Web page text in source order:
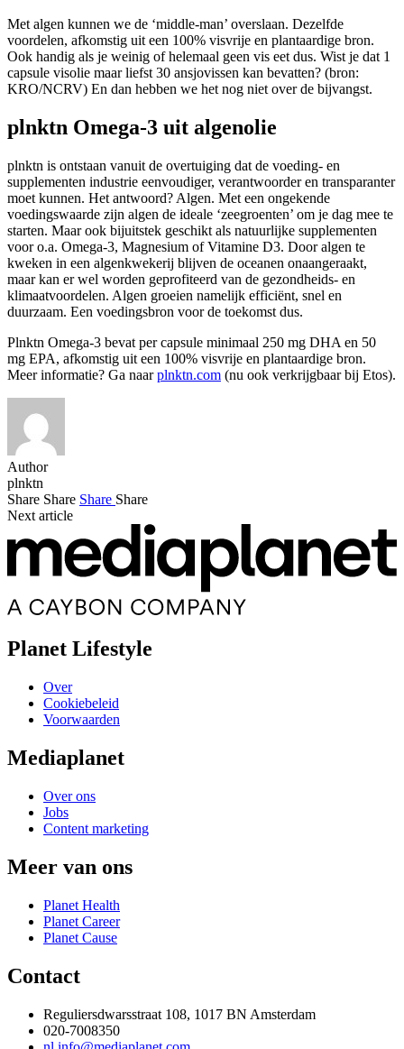
Met algen kunnen we de ‘middle-man’ overslaan. Dezelfde
voordelen, afkomstig uit een 100% visvrije en plantaardige bron.
Ook handig als je weinig of helemaal geen vis eet dus. Wist je dat 1
capsule visolie maar liefst 30 ansjovissen kan bevatten? (bron:
KRO/NCRV) En dan hebben we het nog niet over de bijvangst.
plnktn Omega-3 uit algenolie
plnktn is ontstaan vanuit de overtuiging dat de voeding- en
supplementen industrie eenvoudiger, verantwoorder en transparanter
moet kunnen. Het antwoord? Algen. Met een ongekende
voedingswaarde zijn algen de ideale ‘zeegroenten’ om je dag mee te
starten. Maar ook bijuitstek geschikt als natuurlijke supplementen
voor o.a. Omega-3, Magnesium of Vitamine D3. Door algen te
kweken in een algenkwekerij blijven de oceanen onaangeraakt,
maar kan er wel worden geprofiteerd van de gezondheids- en
klimaatvoordelen. Algen groeien namelijk efficiënt, snel en
duurzaam. Een voedingsbron voor de toekomst dus.
Plnktn Omega-3 bevat per capsule minimaal 250 mg DHA en 50
mg EPA, afkomstig uit een 100% visvrije en plantaardige bron.
Meer informatie? Ga naarplnktn.com (nu ook verkrijgbaar bij Etos).
Author
plnktn
Share Share Share Share
Next article
Planet Lifestyle
Over
Cookiebeleid
Voorwaarden
Mediaplanet
Over ons
Jobs
Content marketing
Meer van ons
Planet Health
Planet Career
Planet Cause
Contact
Reguliersdwarsstraat 108, 1017 BN Amsterdam
020-7008350